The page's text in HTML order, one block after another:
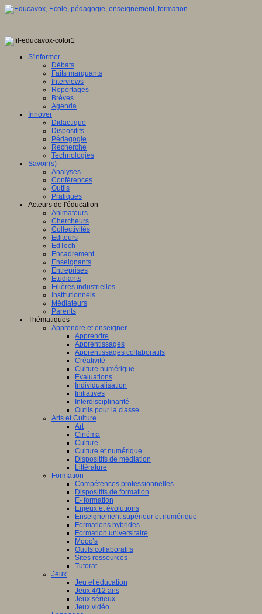
S'informer
Débats
Faits marquants
Interviews
Reportages
Brèves
Agenda
Innover
Didactique
Dispositifs
Pédagogie
Recherche
Technologies
Savoir(s)
Analyses
Conférences
Outils
Pratiques
Acteurs de l'éducation
Animateurs
Chercheurs
Collectivités
Editeurs
EdTech
Encadrement
Enseignants
Entreprises
Etudiants
Filières industrielles
Institutionnels
Médiateurs
Parents
Thématiques
Apprendre et enseigner
Apprendre
Apprentissages
Apprentissages collaboratifs
Créativité
Culture numérique
Evaluations
Individualisation
Initiatives
Interdisciplinarité
Outils pour la classe
Arts et Culture
Art
Cinéma
Culture
Culture et numérique
Dispositifs de médiation
Littérature
Formation
Compétences professionnelles
Dispositifs de formation
E- formation
Enjeux et évolutions
Enseignement supérieur et numérique
Formations hybrides
Formation universitaire
Mooc’s
Outils collaboratifs
Sites ressources
Tutorat
Jeux
Jeu et éducation
Jeux 4/12 ans
Jeux sérieux
Jeux vidéo